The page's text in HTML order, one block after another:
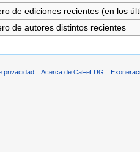
de ediciones recientes (en los
de autores distintos recientes
privacidad Acerca de CaFeLUG